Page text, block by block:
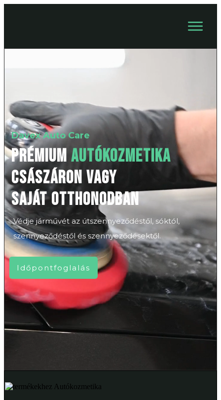
Davex Auto Care
PRÉMIUMAUTÓKOZMETIKA
CSÁSZÁRONvagy
saját otthonodban
Védje járművét az útszennyeződéstől, sóktól,
szennyeződéstől és szennyeződésektől.
Időpontfoglalás